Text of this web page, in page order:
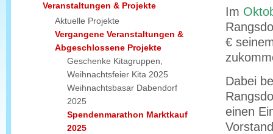
Veranstaltungen & Projekte
Aktuelle Projekte
Vergangene Veranstaltungen &
Abgeschlossene Projekte
Geschenke Kitagruppen,
Weihnachtsfeier Kita 2025
Weihnachtsbasar Dabendorf
2025
Spendenmarathon Marktkauf
2025
Im
€
Dabei
einen